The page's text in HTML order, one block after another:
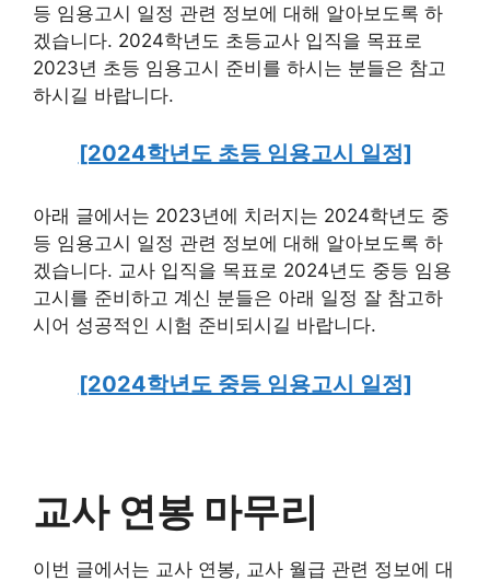
등 임용고시 일정 관련 정보에 대해 알아보도록 하
겠습니다. 2024학년도 초등교사 입직을 목표로
2023년 초등 임용고시 준비를 하시는 분들은 참고
하시길 바랍니다.
[2024학년도 초등 임용고시 일정]
아래 글에서는 2023년에 치러지는 2024학년도 중
등 임용고시 일정 관련 정보에 대해 알아보도록 하
겠습니다. 교사 입직을 목표로 2024년도 중등 임용
고시를 준비하고 계신 분들은 아래 일정 잘 참고하
시어 성공적인 시험 준비되시길 바랍니다.
[2024학년도 중등 임용고시 일정]
교사 연봉 마무리
이번 글에서는 교사 연봉, 교사 월급 관련 정보에 대